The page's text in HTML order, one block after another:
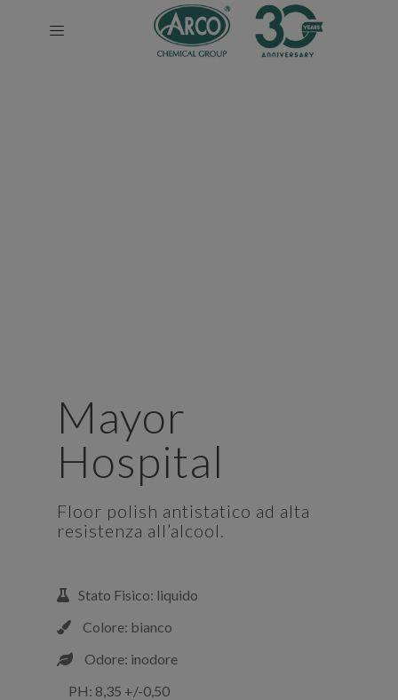
Mayor
Hospital
Floor polish antistatico ad alta
resistenza all’alcool.
Stato Fisico: liquido
Colore: bianco
Odore: inodore
PH: 8,35 +/-0,50